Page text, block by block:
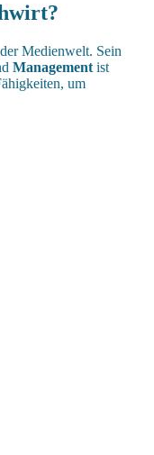
Medienwelt. Sein
Management ist
um